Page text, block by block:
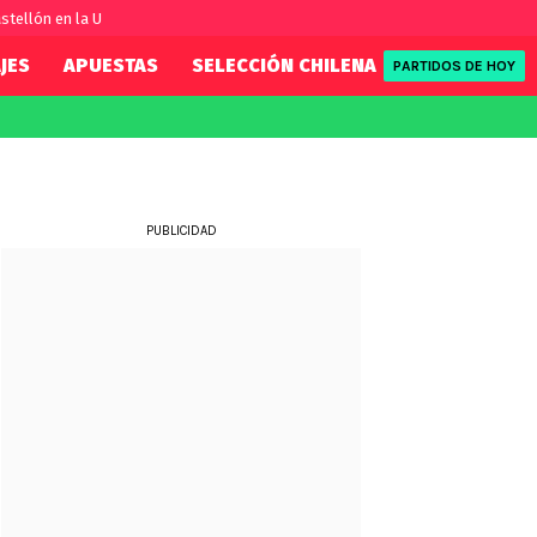
en la U
APUESTAS SELECCIÓN CHILENA REDSPORT
PARTIDOS DE HOY
PUBLICIDAD